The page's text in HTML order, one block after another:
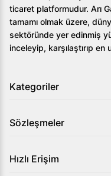
ticaret platformudur. Arı
tamamı olmak üzere,
sektöründe yer edinmiş
inceleyip, karşılaştırıp
Kategoriler
Sözleşmeler
Hızlı Erişim